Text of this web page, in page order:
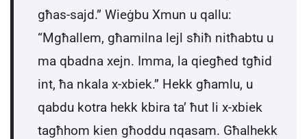
għas-sajd.” Wieġbu Xmun u qallu:
“Mgħallem, għamilna lejl sħiħ nitħabtu u
ma qbadna xejn. Imma, la qiegħed tgħid
int, ħa nkala x-xbiek.” Hekk għamlu, u
qabdu kotra hekk kbira ta’ ħut li x-xbiek
tagħhom kien għoddu nqasam. Għalhekk